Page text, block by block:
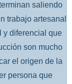
saliendo
trabajo artesanal
y diferencial que
son mucho
el origen de la
persona que